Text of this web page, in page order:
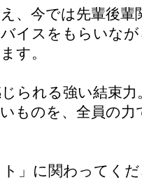
、今では先輩後輩
イスをもらいな
す。
られる強い結束力
ものを、全員の
ト」に関わってく